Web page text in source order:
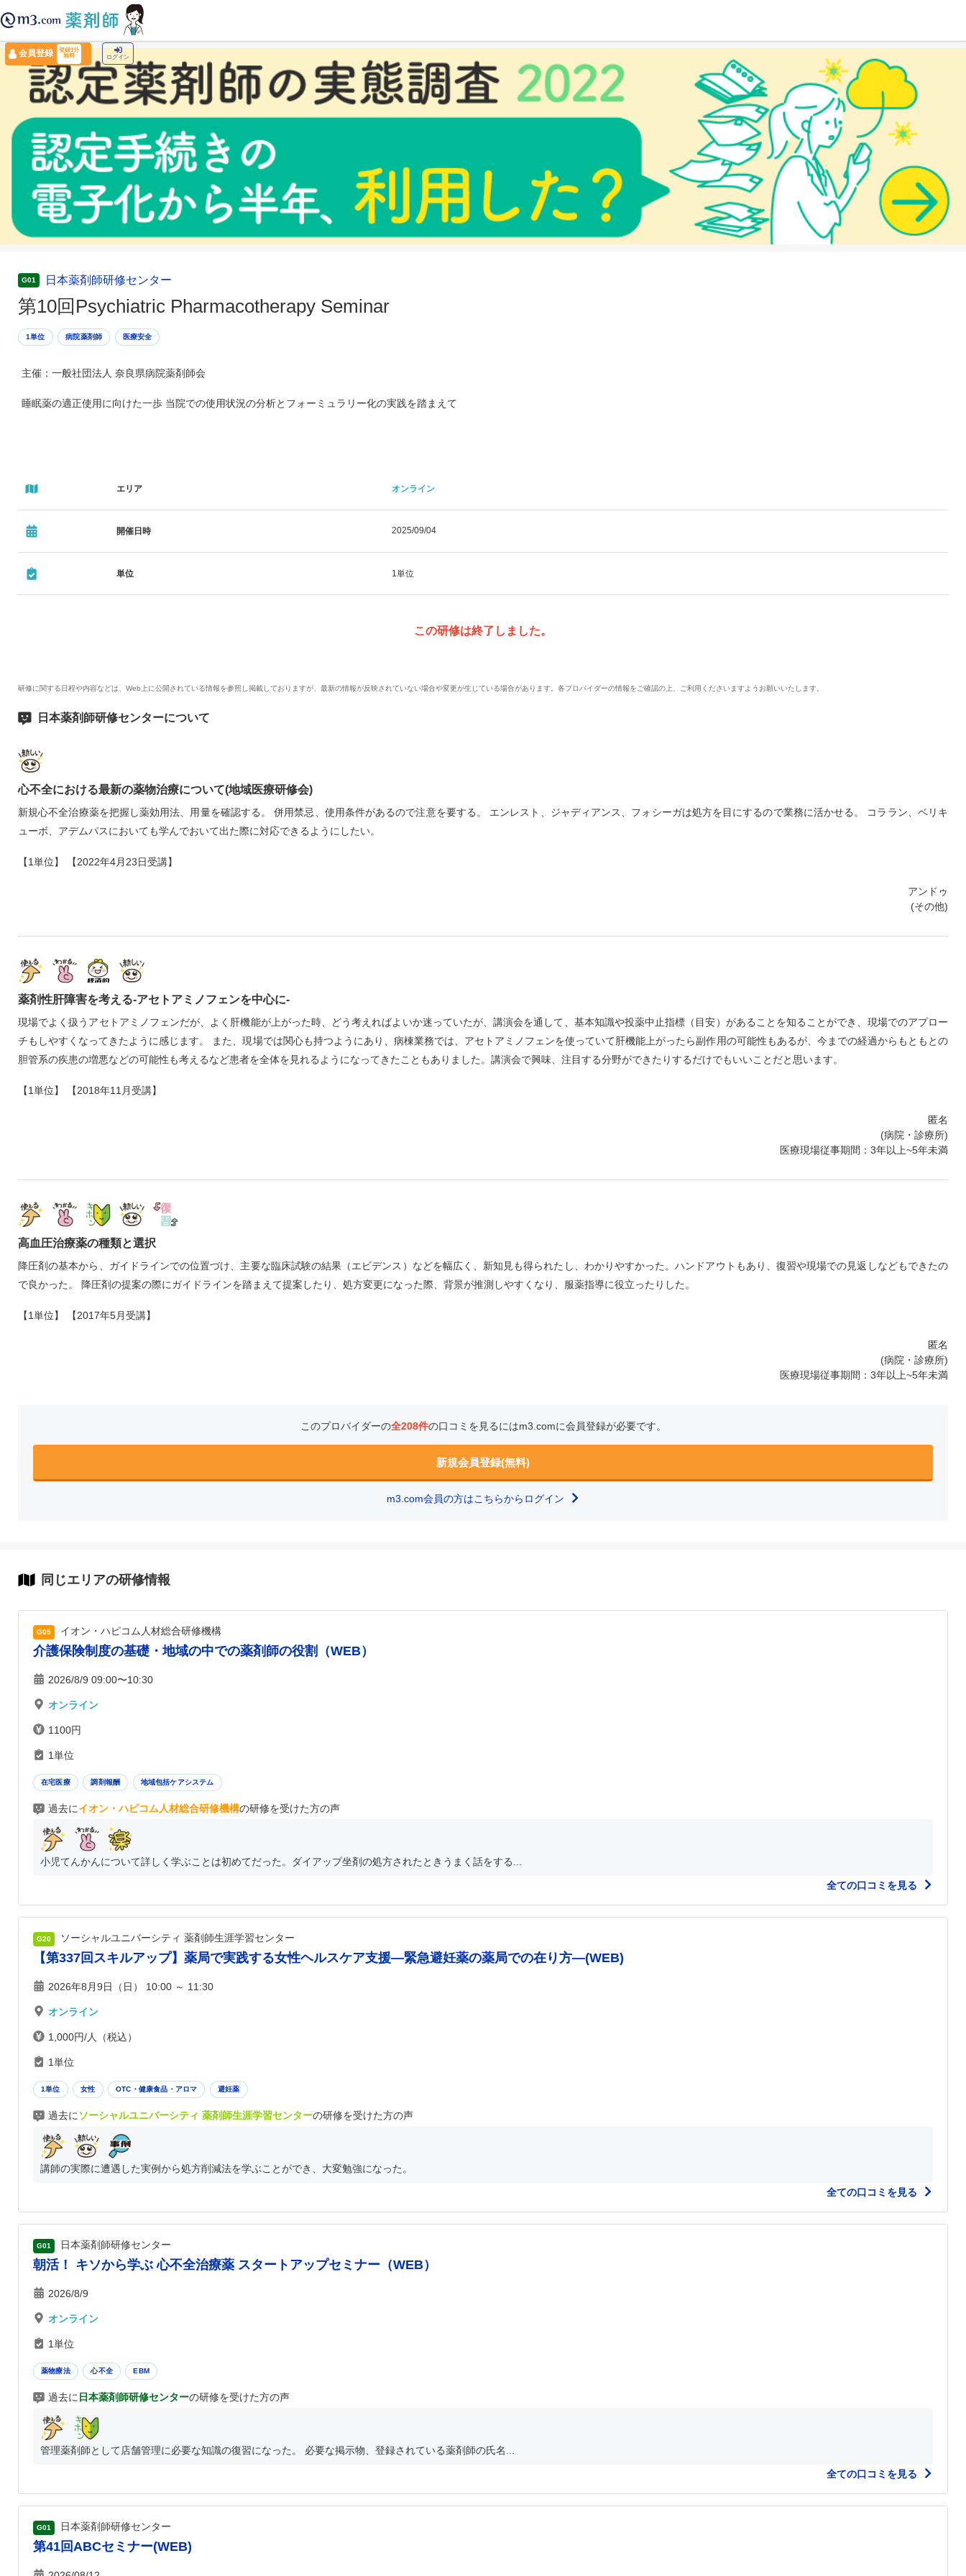
会員登録
登録1分
無料
ログイン
› 第10回Psychiatric Pharmacotherapy Seminar
G01 日本薬剤師研修センター
第10回Psychiatric Pharmacotherapy Seminar
1単位 病院薬剤師 医療安全
主催：一般社団法人 奈良県病院薬剤師会
睡眠薬の適正使用に向けた一歩 当院での使用状況の分析とフォーミュラリー化の実践を踏まえて
エリア オンライン
開催日時 2025/09/04
単位 1単位
この研修は終了しました。
研修に関する日程や内容などは、Web上に公開されている情報を参照し掲載しておりますが、最新の情報が反映されていない場合や変更が生じている場合があります。各プロバイダーの情報をご確認の上、ご利用くださいますようお願いいたします。
日本薬剤師研修センターについて
心不全における最新の薬物治療について(地域医療研修会)
新規心不全治療薬を把握し薬効用法、用量を確認する。 併用禁忌、使用条件があるので注意を要する。 エンレスト、ジャディアンス、フォシーガは処方を目にするので業務に活かせる。 コララン、ベリキ
ューボ、アデムパスにおいても学んでおいて出た際に対応できるようにしたい。
【1単位】 【2022年4月23日受講】
アンドゥ
(その他)
薬剤性肝障害を考える‐アセトアミノフェンを中心に‐
現場でよく扱うアセトアミノフェンだが、よく肝機能が上がった時、どう考えればよいか迷っていたが、講演会を通して、基本知識や投薬中止指標（目安）があることを知ることができ、現場でのアプロー
チもしやすくなってきたように感じます。 また、現場では関心も持つようにあり、病棟業務では、アセトアミノフェンを使っていて肝機能上がったら副作用の可能性もあるが、今までの経過からもともとの
胆管系の疾患の増悪などの可能性も考えるなど患者を全体を見れるようになってきたこともありました。講演会で興味、注目する分野ができたりするだけでもいいことだと思います。
【1単位】 【2018年11月受講】
匿名
(病院・診療所)
医療現場従事期間：3年以上~5年未満
高血圧治療薬の種類と選択
降圧剤の基本から、ガイドラインでの位置づけ、主要な臨床試験の結果（エビデンス）などを幅広く、新知見も得られたし、わかりやすかった。ハンドアウトもあり、復習や現場での見返しなどもできたの
で良かった。 降圧剤の提案の際にガイドラインを踏まえて提案したり、処方変更になった際、背景が推測しやすくなり、服薬指導に役立ったりした。
【1単位】 【2017年5月受講】
匿名
(病院・診療所)
医療現場従事期間：3年以上~5年未満
このプロバイダーの全208件の口コミを見るにはm3.comに会員登録が必要です。
新規会員登録(無料)
m3.com会員の方はこちらからログイン
同じエリアの研修情報
G05 イオン・ハピコム人材総合研修機構
介護保険制度の基礎・地域の中での薬剤師の役割（WEB）
2026/8/9 09:00〜10:30
オンライン
1100円
1単位
在宅医療 調剤報酬 地域包括ケアシステム
過去にイオン・ハピコム人材総合研修機構の研修を受けた方の声
小児てんかんについて詳しく学ぶことは初めてだった。ダイアップ坐剤の処方されたときうまく話をする...
全ての口コミを見る
G20 ソーシャルユニバーシティ 薬剤師生涯学習センター
【第337回スキルアップ】薬局で実践する女性ヘルスケア支援―緊急避妊薬の薬局での在り方―(WEB)
2026年8月9日（日） 10:00 ～ 11:30
オンライン
1,000円/人（税込）
1単位
1単位 女性 OTC・健康食品・アロマ 避妊薬
過去にソーシャルユニバーシティ 薬剤師生涯学習センターの研修を受けた方の声
講師の実際に遭遇した実例から処方削減法を学ぶことができ、大変勉強になった。
全ての口コミを見る
G01 日本薬剤師研修センター
朝活！ キソから学ぶ 心不全治療薬 スタートアップセミナー（WEB）
2026/8/9
オンライン
1単位
薬物療法 心不全 EBM
過去に 日本薬剤師研修センターの研修を受けた方の声
管理薬剤師として店舗管理に必要な知識の復習になった。 必要な掲示物、登録されている薬剤師の氏名...
全ての口コミを見る
G01 日本薬剤師研修センター
第41回ABCセミナー(WEB)